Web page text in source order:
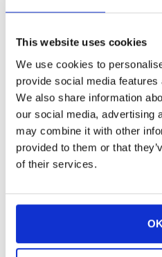
This website uses cookies
We use cookies to
provide social media
We also share information
our social media, advertising
may combine it with other
provided to them or that
of their services.
OK
situado en el cristal de
mesa de reuniones
Compartir.
Nunca ha sido tan fácil
presentaciones: El
conecta tu portátil al
botón Ver para
compartir este
descargar ningún